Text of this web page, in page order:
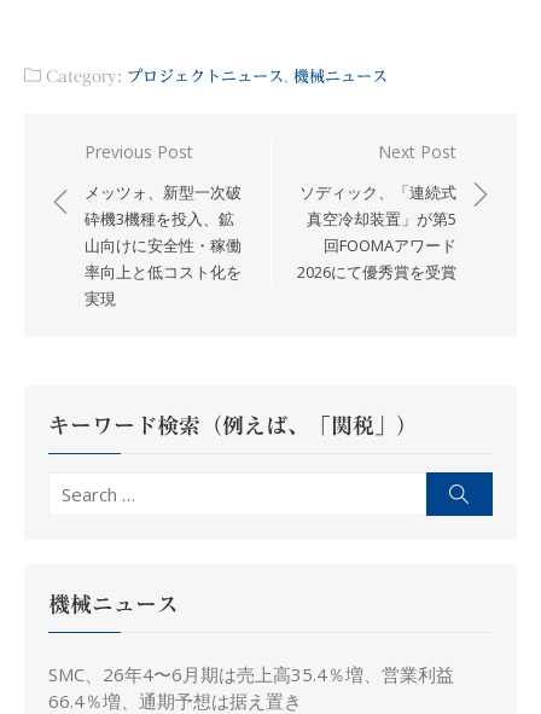
Category: プロジェクトニュース, 機械ニュース
稿
ナ
ン
Previous Post
メッツォ、新型一次破
砕機3機種を投入、鉱
山向けに安全性・稼働
率向上と低コスト化を
実現
Next Post
ソディック、「連続式
真空冷却装置」が第5
回FOOMAアワード
2026にて優秀賞を受賞
キーワード検索（例えば、「関税」）
Search
機械ニュース
SMC、26年4〜6月期は売上高35.4％増、営業利益
66.4％増、通期予想は据え置き